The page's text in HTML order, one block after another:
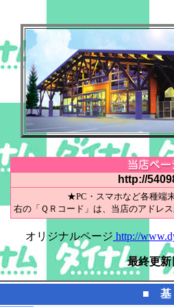
http://
★PC・スマホなど各種端
右の「ＱＲコード」は、当店のアドレス
オリジナルページ http://
最終更
■